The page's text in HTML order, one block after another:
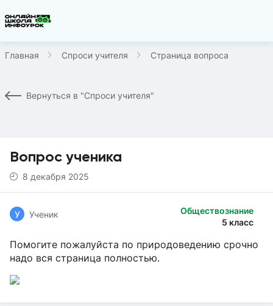
Главная Спроси учителя Страница вопроса
Вернуться в "Спроси учителя"
Вопрос ученика
8 декабря 2025
Обществознание
5 класс
У Ученик
Помогите пожалуйста по природоведению срочно
надо вся страница полностью.